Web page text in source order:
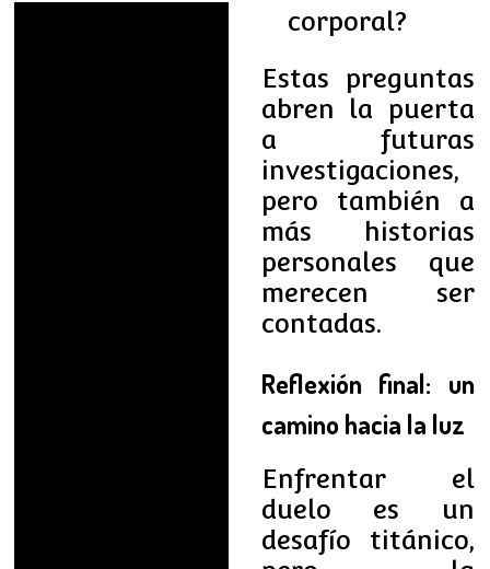
corporal?
Estas preguntas
abren la puerta
a futuras
investigaciones,
pero también a
más historias
personales que
merecen ser
contadas.
Reflexión final: un
camino hacia la luz
Enfrentar el
duelo es un
desafío titánico,